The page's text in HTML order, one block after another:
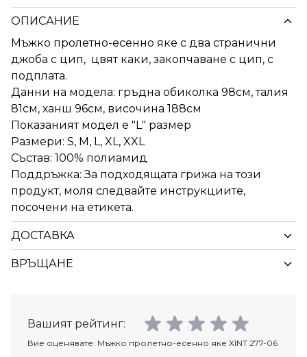
ОПИСАНИЕ
Мъжко пролетно-есенно яке с два странични
джоба с цип, цвят каки, закопчаване с цип, с
подплата.
Данни на модела: гръдна обиколка 98см, талия
81см, ханш 96см, височина 188см
Показаният модел е "L" размер
Размери: S, M, L, XL, XXL
Състав: 100% полиамид
Поддръжка: За подходящата грижа на този
продукт, моля следвайте инструкциите,
посочени на етикета.
ДОСТАВКА
ВРЪЩАНЕ
Вашият рейтинг:
Вие оценявате: Мъжко пролетно-есенно яке XINT 277-06